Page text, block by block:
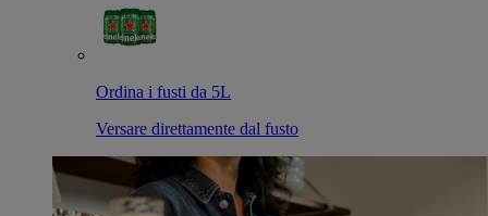
Ordina i fusti da 5L
Versare direttamente dal fusto